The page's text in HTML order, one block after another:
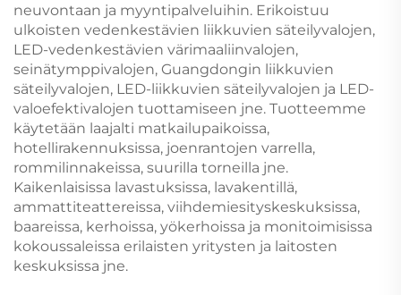
neuvontaan ja myyntipalveluihin. Erikoistuu
ulkoisten vedenkestävien liikkuvien säteilyvalojen,
LED-vedenkestävien värimaaliinvalojen,
seinätymppivalojen, Guangdongin liikkuvien
säteilyvalojen, LED-liikkuvien säteilyvalojen ja LED-
valoefektivalojen tuottamiseen jne. Tuotteemme
käytetään laajalti matkailupaikoissa,
hotellirakennuksissa, joenrantojen varrella,
rommilinnakeissa, suurilla torneilla jne.
Kaikenlaisissa lavastuksissa, lavakentillä,
ammattiteattereissa, viihdemiesityskeskuksissa,
baareissa, kerhoissa, yökerhoissa ja monitoimisissa
kokoussaleissa erilaisten yritysten ja laitosten
keskuksissa jne.